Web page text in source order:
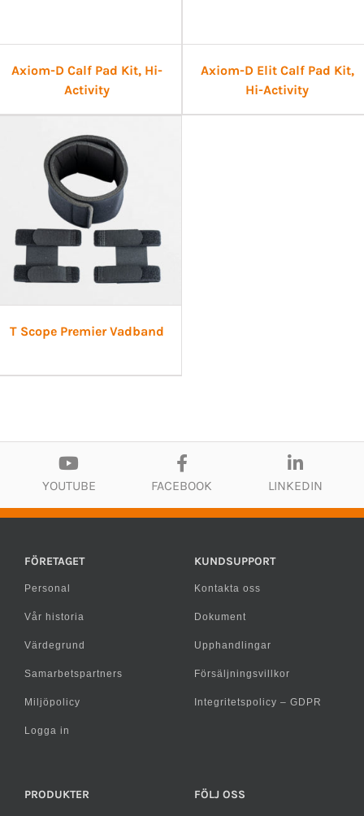
Axiom-D Calf Pad Kit, Hi-
Activity
Axiom-D Elit Calf Pad Kit,
Hi-Activity
T Scope Premier Vadband
YOUTUBE FACEBOOK LINKEDIN
FÖRETAGET
Personal
Vår historia
Värdegrund
Samarbetspartners
Miljöpolicy
Logga in
KUNDSUPPORT
Kontakta oss
Dokument
Upphandlingar
Försäljningsvillkor
Integritetspolicy – GDPR
PRODUKTER FÖLJ OSS